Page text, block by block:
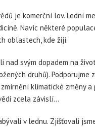
je komerční lov. Lední
Navíc některé
oblastech, kde žijí.
nad svým dopadem na
druhů).
klimatické změny a
zcela závislí…
v lednu. Zjišťovali